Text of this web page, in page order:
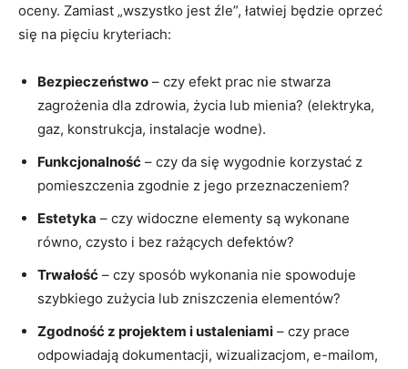
oceny. Zamiast „wszystko jest źle”, łatwiej będzie oprzeć
się na pięciu kryteriach:
Bezpieczeństwo – czy efekt prac nie stwarza
zagrożenia dla zdrowia, życia lub mienia? (elektryka,
gaz, konstrukcja, instalacje wodne).
Funkcjonalność – czy da się wygodnie korzystać z
pomieszczenia zgodnie z jego przeznaczeniem?
Estetyka – czy widoczne elementy są wykonane
równo, czysto i bez rażących defektów?
Trwałość – czy sposób wykonania nie spowoduje
szybkiego zużycia lub zniszczenia elementów?
Zgodność z projektem i ustaleniami – czy prace
odpowiadają dokumentacji, wizualizacjom, e-mailom,